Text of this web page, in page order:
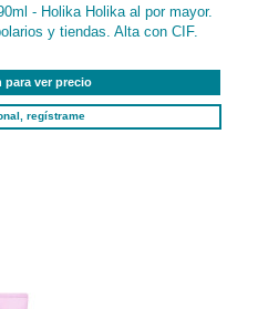
- Holika Holika al por mayor.
y tiendas. Alta con CIF.
para ver precio
regístrame